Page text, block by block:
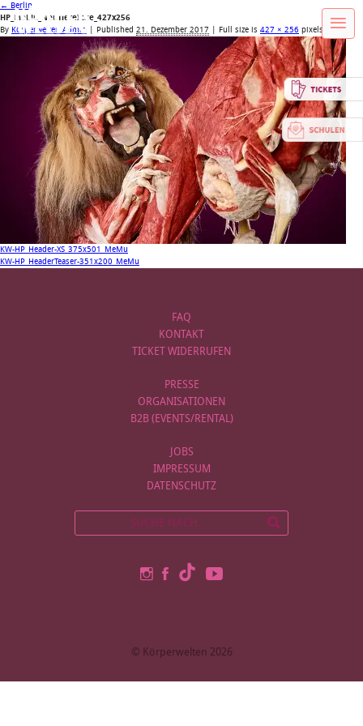
← Berlin
HP_MeMu_NeuTiereIcke_427x256
By Körperwelten Admin Published 21. Dezember 2017 | Full size is 427 × 256 pixels
KW-HP_Header-XS_375x501_MeMu
KW-HP_HeaderTeaser-351x200_MeMu
FAQ
KONTAKT
TICKET WIDERRUFEN
PRESSE
ORGANISATIONEN
B2B (EVENTS/RENTAL)
JOBS
IMPRESSUM
DATENSCHUTZ
© Körperwelten 2026